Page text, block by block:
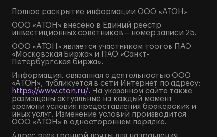
Полное раскрытие информации ООО «АТОН»
ООО «АТОН» внесено в Единый реестр
инвестиционных советников – номер записи 25.
ООО «АТОН» является участником торгов ПАО
«Московская Биржа» и ПАО «Санкт-
Петербургская биржа».
Информация, связанная с деятельностью ООО
«АТОН», публикуется в сети Интернет по адресу:
https://www.aton.ru/. На указанном сайте также
размещены актуальные на каждый момент
времени условия предоставления брокерских и
иных услуг. Изменение условий производится
ООО «АТОН» в одностороннем порядке.